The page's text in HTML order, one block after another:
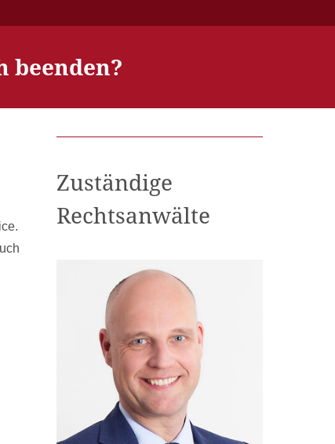
beenden?
Zuständige
Rechtsanwälte